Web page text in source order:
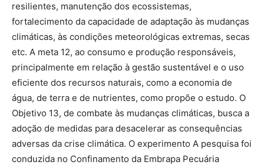
resilientes, manutenção dos ecossistemas,
fortalecimento da capacidade de adaptação às mudanças
climáticas, às condições meteorológicas extremas, secas
etc. A meta 12, ao consumo e produção responsáveis,
principalmente em relação à gestão sustentável e o uso
eficiente dos recursos naturais, como a economia de
água, de terra e de nutrientes, como propõe o estudo. O
Objetivo 13, de combate às mudanças climáticas, busca a
adoção de medidas para desacelerar as consequências
adversas da crise climática. O experimento A pesquisa foi
conduzida no Confinamento da Embrapa Pecuária